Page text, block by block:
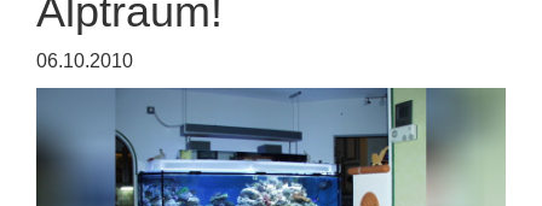
Alptraum!
06.10.2010